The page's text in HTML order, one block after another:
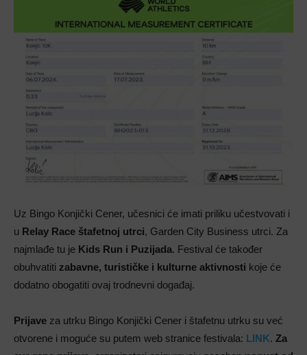
Uz Bingo Konjički Cener, učesnici će imati priliku učestvovati i
u Relay Race štafetnoj utrci, Garden City Business utrci. Za
najmlađe tu je Kids Run i Puzijada. Festival će također
obuhvatiti zabavne, turističke i kulturne aktivnosti koje će
dodatno obogatiti ovaj trodnevni događaj.
Prijave za utrku Bingo Konjički Cener i štafetnu utrku su već
otvorene i moguće su putem web stranice festivala: LINK. Za